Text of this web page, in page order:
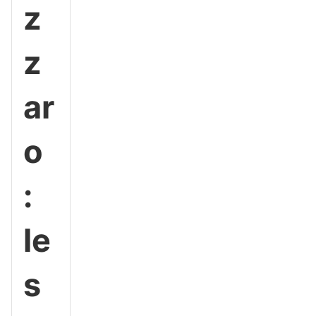
z
z
ar
o
:
le
s